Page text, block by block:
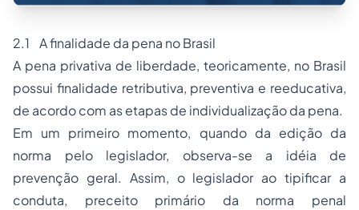
2.1 A finalidade da pena no Brasil
A pena privativa de liberdade, teoricamente, no Brasil
possui finalidade retributiva, preventiva e reeducativa,
de acordo com as etapas de individualização da pena.
Em um primeiro momento, quando da edição da
norma pelo legislador, observa-se a idéia de
prevenção geral. Assim, o legislador ao tipificar a
conduta, preceito primário da norma penal